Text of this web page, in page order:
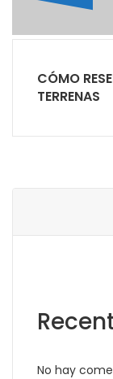
CÓMO
TERRENAS
No hay